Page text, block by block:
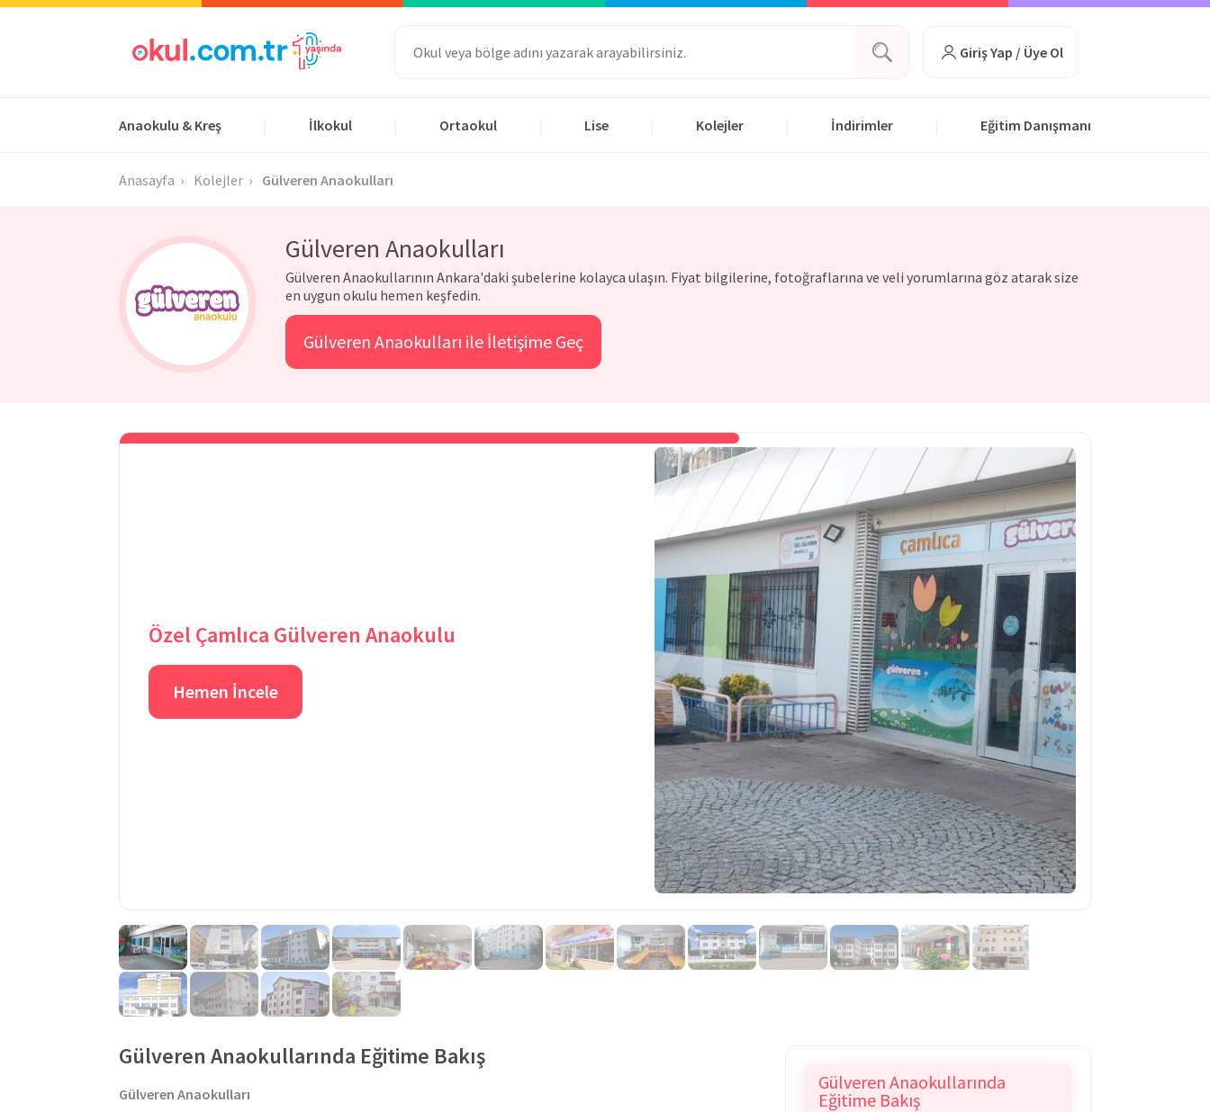
Giriş Yap / Üye Ol
Anaokulu & Kreş İlkokul Ortaokul Lise Kolejler İndirimler Eğitim Danışmanı
Anasayfa Kolejler Gülveren Anaokulları
Gülveren Anaokulları
Gülveren Anaokullarının Ankara'daki şubelerine kolayca ulaşın. Fiyat bilgilerine, fotoğraflarına ve veli yorumlarına göz atarak size
en uygun okulu hemen keşfedin.
Gülveren Anaokulları ile İletişime Geç
Özel Çamlıca Gülveren Anaokulu
Hemen İncele
Gülveren Anaokullarında Eğitime Bakış
Gülveren Anaokulları
Gülveren Anaokullarında
Eğitime Bakış